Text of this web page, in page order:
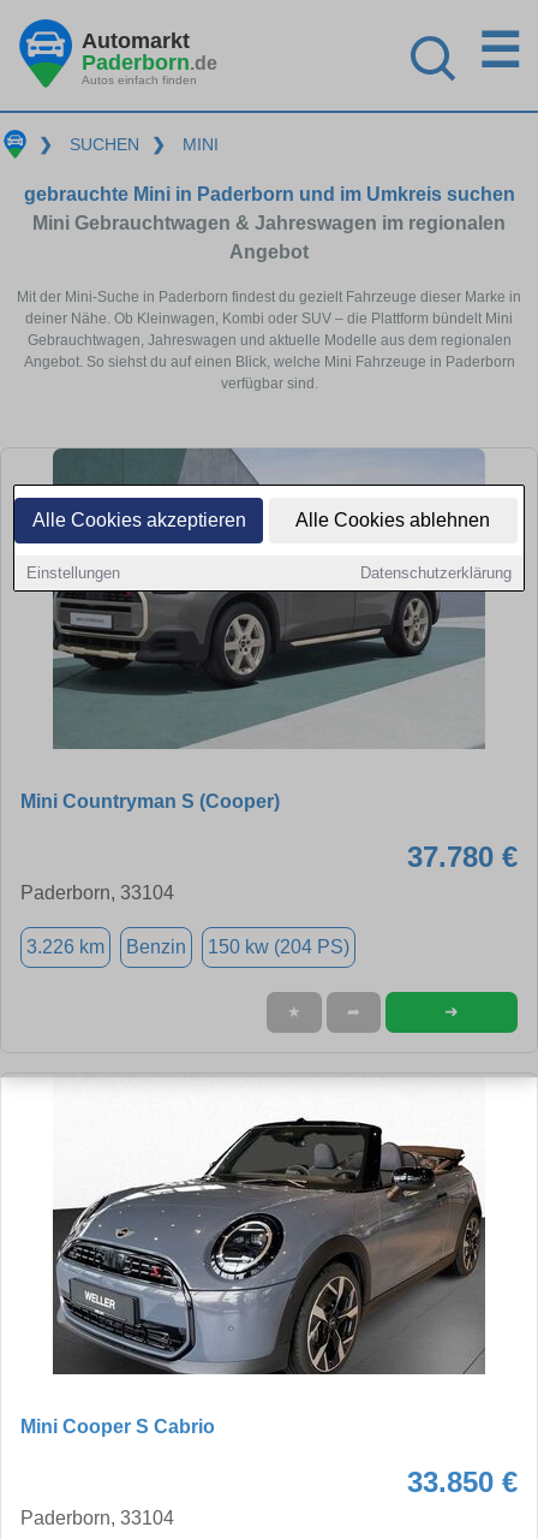
Alle Cookies akzeptieren Alle Cookies ablehnen
Einstellungen Datenschutzerklärung
Automarkt
Paderborn.de
Autos einfach finden
☰
❯ SUCHEN ❯ MINI
gebrauchte Mini in Paderborn und im Umkreis suchen
Mini Gebrauchtwagen & Jahreswagen im regionalen
Angebot
Mit der Mini-Suche in Paderborn findest du gezielt Fahrzeuge dieser Marke in
deiner Nähe. Ob Kleinwagen, Kombi oder SUV – die Plattform bündelt Mini
Gebrauchtwagen, Jahreswagen und aktuelle Modelle aus dem regionalen
Angebot. So siehst du auf einen Blick, welche Mini Fahrzeuge in Paderborn
verfügbar sind.
Mini Countryman S (Cooper)
37.780 €
Paderborn, 33104
3.226 km Benzin 150 kw (204 PS)
★ ➦ ➜
Mini Cooper S Cabrio
33.850 €
Paderborn, 33104